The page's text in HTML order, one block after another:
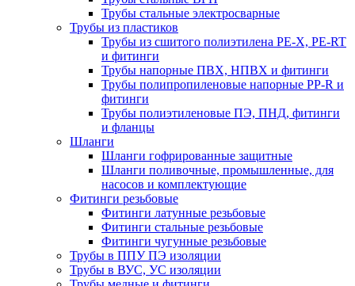
Трубы стальные электросварные
Трубы из пластиков
Трубы из сшитого полиэтилена PE-X, PE-RT
и фитинги
Трубы напорные ПВХ, НПВХ и фитинги
Трубы полипропиленовые напорные PP-R и
фитинги
Трубы полиэтиленовые ПЭ, ПНД, фитинги
и фланцы
Шланги
Шланги гофрированные защитные
Шланги поливочные, промышленные, для
насосов и комплектующие
Фитинги резьбовые
Фитинги латунные резьбовые
Фитинги стальные резьбовые
Фитинги чугунные резьбовые
Трубы в ППУ ПЭ изоляции
Трубы в ВУС, УС изоляции